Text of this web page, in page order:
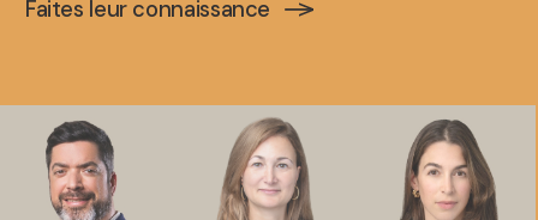
Faites leur connaissance